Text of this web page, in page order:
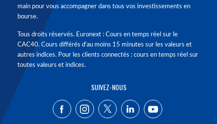
main pour vous accompagner dans tous vos investissements en
bourse.
Tous droits réservés. Euronext : Cours en temps réel sur le
CAC40. Cours différés d'au moins 15 minutes sur les valeurs et
autres indices. Pour les clients connectés : cours en temps réel sur
toutes valeurs et indices.
SUIVEZ-NOUS